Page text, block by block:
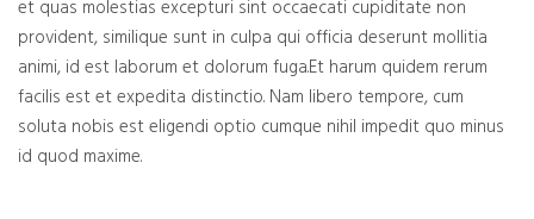
et quas molestias excepturi sint occaecati cupiditate non
provident, similique sunt in culpa qui officia deserunt mollitia
animi, id est laborum et dolorum fuga.Et harum quidem rerum
facilis est et expedita distinctio. Nam libero tempore, cum
soluta nobis est eligendi optio cumque nihil impedit quo minus
id quod maxime.